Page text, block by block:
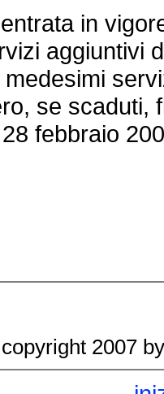
in
aggiuntivi
se scaduti,
febbraio
copyright 2007